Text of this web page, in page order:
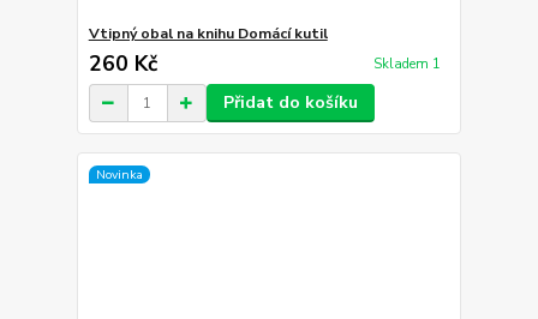
Vtipný obal na knihu Domácí kutil
260 Kč Skladem 1
Přidat do košíku
Novinka